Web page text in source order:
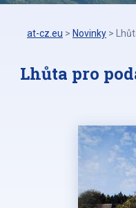
at-cz.eu > Novinky >
Lhůta pro